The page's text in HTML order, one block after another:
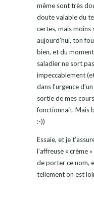
même sont très
doute valable du
certes, mais moins
aujourd’hui, ton
bien, et du
saladier ne sort
impeccablement
dans l’urgence
sortie de mes
fonctionnait. Mais
:-))
Essaie, et je
l’affreuse « crème
de porter ce nom,
tellement on est